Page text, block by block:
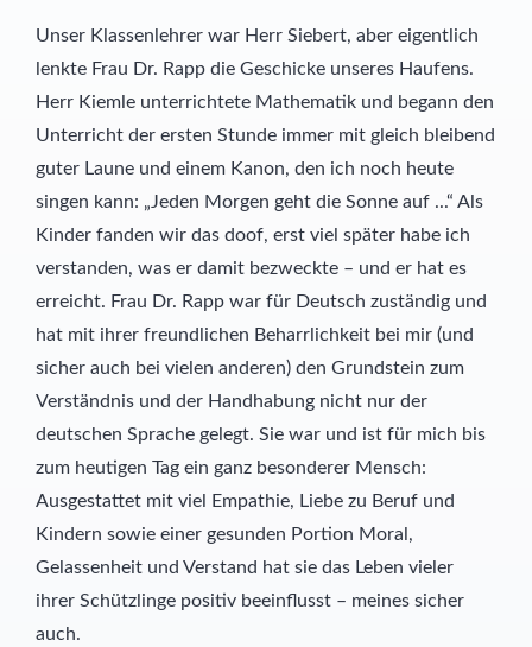
Unser Klassenlehrer war Herr Siebert, aber eigentlich
lenkte Frau Dr. Rapp die Geschicke unseres Haufens.
Herr Kiemle unterrichtete Mathematik und begann den
Unterricht der ersten Stunde immer mit gleich bleibend
guter Laune und einem Kanon, den ich noch heute
singen kann: „Jeden Morgen geht die Sonne auf ...“ Als
Kinder fanden wir das doof, erst viel später habe ich
verstanden, was er damit bezweckte – und er hat es
erreicht. Frau Dr. Rapp war für Deutsch zuständig und
hat mit ihrer freundlichen Beharrlichkeit bei mir (und
sicher auch bei vielen anderen) den Grundstein zum
Verständnis und der Handhabung nicht nur der
deutschen Sprache gelegt. Sie war und ist für mich bis
zum heutigen Tag ein ganz besonderer Mensch:
Ausgestattet mit viel Empathie, Liebe zu Beruf und
Kindern sowie einer gesunden Portion Moral,
Gelassenheit und Verstand hat sie das Leben vieler
ihrer Schützlinge positiv beeinflusst – meines sicher
auch.